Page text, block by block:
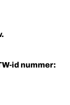
id nummer: